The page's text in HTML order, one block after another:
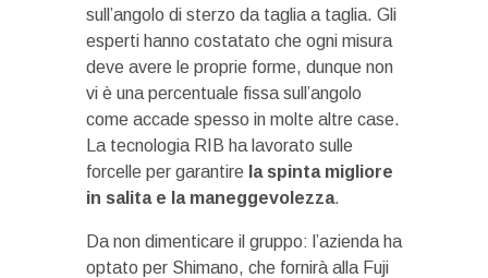
sull’angolo di sterzo da taglia a taglia. Gli
esperti hanno costatato che ogni misura
deve avere le proprie forme, dunque non
vi è una percentuale fissa sull’angolo
come accade spesso in molte altre case.
La tecnologia RIB ha lavorato sulle
forcelle per garantire la spinta migliore
in salita e la maneggevolezza.
Da non dimenticare il gruppo: l’azienda ha
optato per Shimano, che fornirà alla Fuji